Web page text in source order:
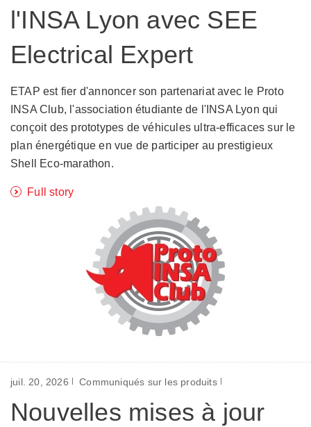
l'INSA Lyon avec SEE
Electrical Expert
ETAP est fier d'annoncer son partenariat avec le Proto
INSA Club, l'association étudiante de l'INSA Lyon qui
conçoit des prototypes de véhicules ultra-efficaces sur le
plan énergétique en vue de participer au prestigieux
Shell Eco-marathon.
Full story
juil. 20, 2026 Communiqués sur les produits
Nouvelles mises à jour